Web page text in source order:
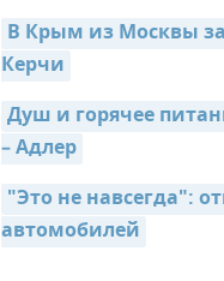
В Крым из Москвы
Керчи
Душ и горячее
– Адлер
"Это не навсегда":
автомобилей